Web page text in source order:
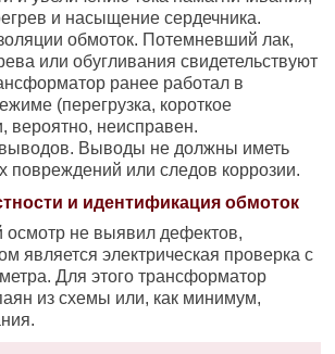
и насыщение сердечника.
обмоток. Потемневший лак,
или обугливания свидетельствуют
ранее работал в
(перегрузка, короткое
вероятно, неисправен.
Выводы не должны иметь
повреждений или следов коррозии.
и идентификация обмоток
осмотр не выявил дефектов,
является электрическая проверка с
Для этого трансформатор
из схемы или, как минимум,